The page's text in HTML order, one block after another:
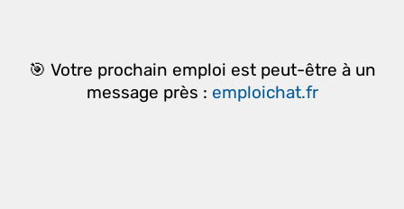
🎯 Votre prochain emploi est peut-être à un
message près : emploichat.fr